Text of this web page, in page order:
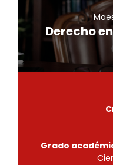
Derecho
Grado